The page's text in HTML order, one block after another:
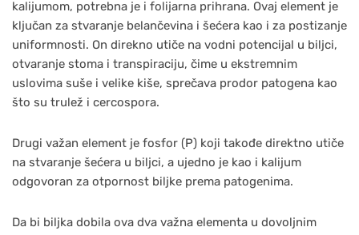
kalijumom, potrebna je i folijarna prihrana. Ovaj element je
ključan za stvaranje belančevina i šećera kao i za postizanje
uniformnosti. On direkno utiče na vodni potencijal u biljci,
otvaranje stoma i transpiraciju, čime u ekstremnim
uslovima suše i velike kiše, sprečava prodor patogena kao
što su trulež i cercospora.
Drugi važan element je fosfor (P) koji takođe direktno utiče
na stvaranje šećera u biljci, a ujedno je kao i kalijum
odgovoran za otpornost biljke prema patogenima.
Da bi biljka dobila ova dva važna elementa u dovoljnim